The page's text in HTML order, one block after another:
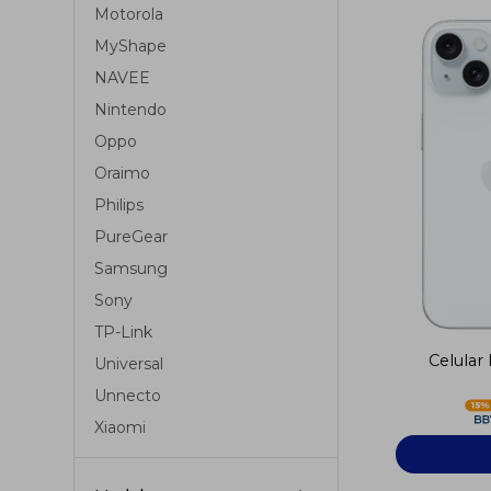
Celular
Motorola
MyShape
NAVEE
Nintendo
Oppo
Oraimo
Philips
PureGear
Samsung
Sony
TP-Link
Universal
Unnecto
Xiaomi